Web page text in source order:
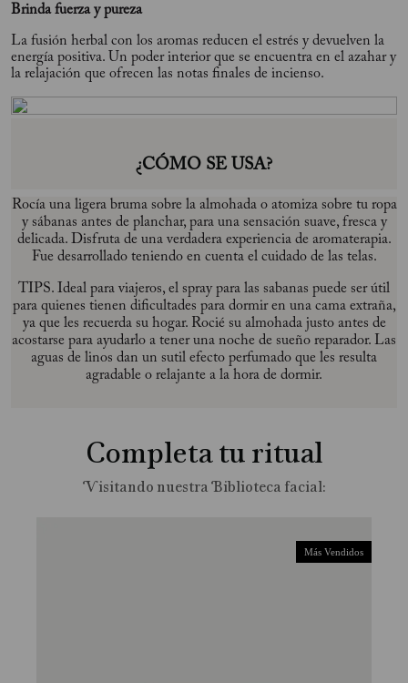
Brinda fuerza y pureza
La fusión herbal con los aromas reducen el estrés y devuelven la
energía positiva. Un poder interior que se encuentra en el azahar y
la relajación que ofrecen las notas finales de incienso.
¿CÓMO SE USA?
Rocía una ligera bruma sobre la almohada o atomiza sobre tu ropa
y sábanas antes de planchar, para una sensación suave, fresca y
delicada. Disfruta de una verdadera experiencia de aromaterapia.
Fue desarrollado teniendo en cuenta el cuidado de las telas.
TIPS. Ideal para viajeros, el spray para las sabanas puede ser útil
para quienes tienen dificultades para dormir en una cama extraña,
ya que les recuerda su hogar. Rocié su almohada justo antes de
acostarse para ayudarlo a tener una noche de sueño reparador. Las
aguas de linos dan un sutil efecto perfumado que les resulta
agradable o relajante a la hora de dormir.
Completa tu ritual
Más Vendidos